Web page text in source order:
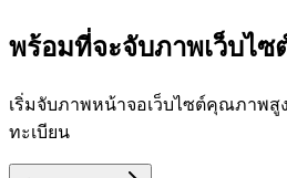
พร้อมที่จะจับภาพเว็บไซ
เริ่มจับภาพหน้าจอเว็บไซต์คุณภาพสู
ทะเบียน